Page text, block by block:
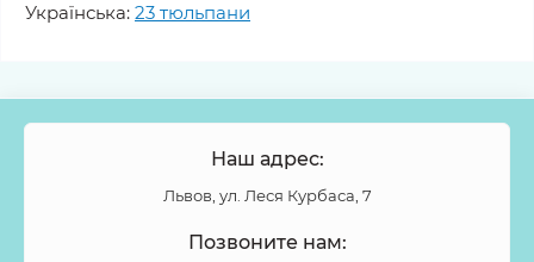
Українська: 23 тюльпани
Наш адрес:
Львов, ул. Леся Курбаса, 7
Позвоните нам: